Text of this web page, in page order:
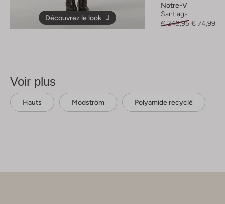
Découvrez le look
Notre-V
Santiags
€ 249,95 € 74,99
Voir plus
Hauts Modström Polyamide recyclé